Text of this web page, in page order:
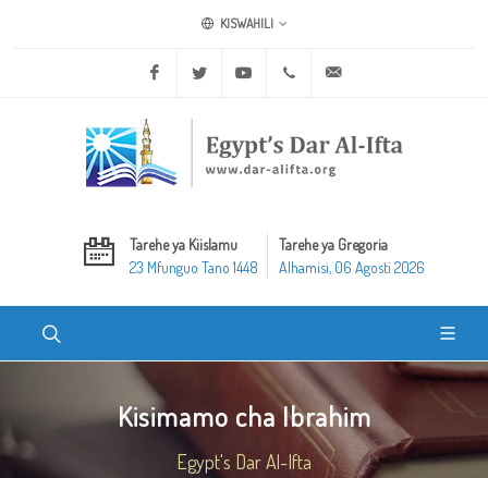
KISWAHILI
Facebook Twitter Youtube +20 2 25970400
Tarehe ya Kiislamu
23 Mfunguo Tano 1448
Tarehe ya Gregoria
Alhamisi, 06 Agosti 2026
Kisimamo cha Ibrahim
Egypt's Dar Al-Ifta